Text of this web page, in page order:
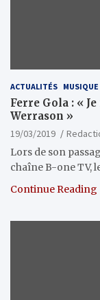
ACTUALITÉS MUSIQUE
Ferre Gola : «
Werrason »
19/03/2019
Lors de son
chaîne B-one TV,
Continue Reading